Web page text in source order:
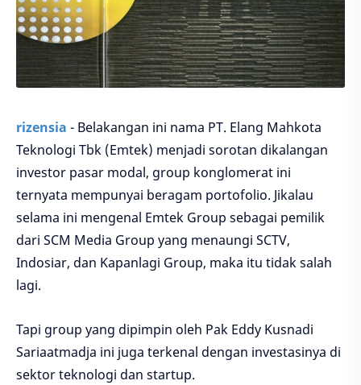
rizensia - Belakangan ini nama PT. Elang Mahkota
Teknologi Tbk (Emtek) menjadi sorotan dikalangan
investor pasar modal, group konglomerat ini
ternyata mempunyai beragam portofolio. Jikalau
selama ini mengenal Emtek Group sebagai pemilik
dari SCM Media Group yang menaungi SCTV,
Indosiar, dan Kapanlagi Group, maka itu tidak salah
lagi.
Tapi group yang dipimpin oleh Pak Eddy Kusnadi
Sariaatmadja ini juga terkenal dengan investasinya di
sektor teknologi dan startup.